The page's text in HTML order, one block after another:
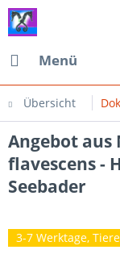
Menü
Übersicht
Angebot aus
flavescens -
Seebader
3-7 Werktage,